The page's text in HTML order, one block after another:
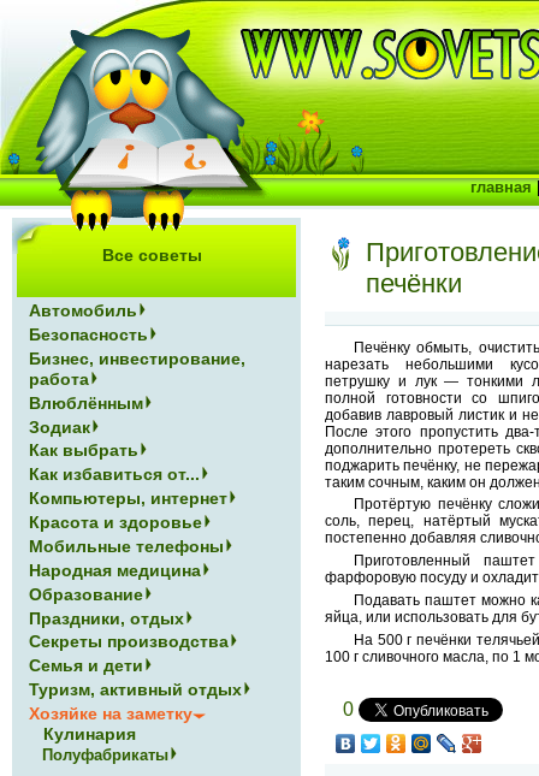
печёнки
Печёнку обмыть,
нарезать небольшими
петрушку и лук — тонкими
полной готовности со
добавив лавровый листик и
После этого пропустить
дополнительно протереть
поджарить печёнку, не
таким сочным, каким он
Протёртую печёнку
соль, перец, натёртый
постепенно добавляя
Приготовленный
фарфоровую посуду и
Подавать паштет можно
яйца, или использовать для
На 500 г печёнки
100 г сливочного масла, по 1
0
Все советы
Автомобиль
Безопасность
Бизнес, инвестирование,
работа
Влюблённым
Зодиак
Как выбрать
Как избавиться от...
Компьютеры, интернет
Красота и здоровье
Мобильные телефоны
Народная медицина
Образование
Праздники, отдых
Секреты производства
Семья и дети
Туризм, активный отдых
Хозяйке на заметку
Кулинария
Полуфабрикаты
главная